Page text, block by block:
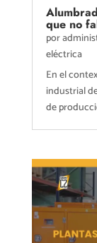
que no
por
eléctrica
En el
industrial
de